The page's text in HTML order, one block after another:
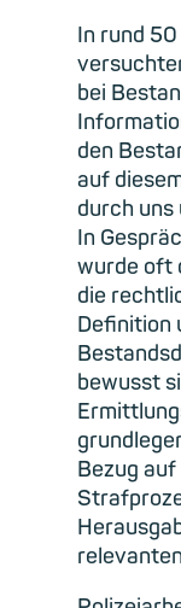
In rund
bei
den
auf
durch
In
wurde oft
die
Definition
bewusst
Bezug